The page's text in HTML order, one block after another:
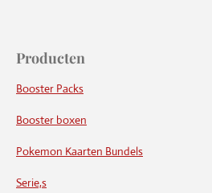
Producten
Booster Packs
Booster boxen
Pokemon Kaarten Bundels
Serie,s